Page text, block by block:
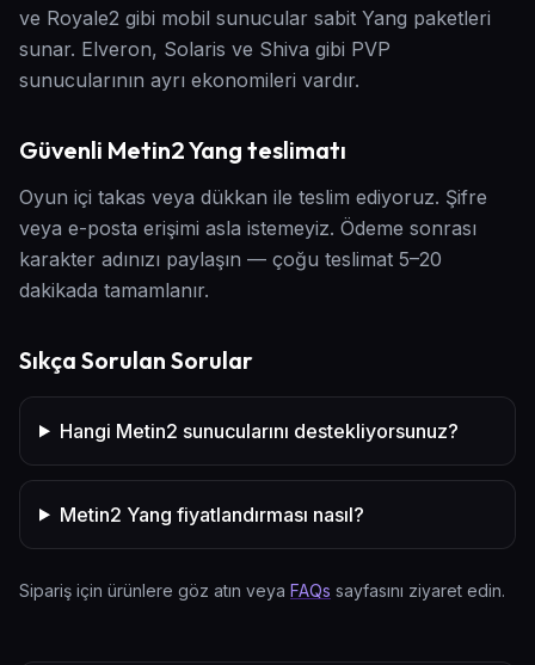
ve Royale2 gibi mobil sunucular sabit Yang paketleri
sunar. Elveron, Solaris ve Shiva gibi PVP
sunucularının ayrı ekonomileri vardır.
Güvenli Metin2 Yang teslimatı
Oyun içi takas veya dükkan ile teslim ediyoruz. Şifre
veya e-posta erişimi asla istemeyiz. Ödeme sonrası
karakter adınızı paylaşın — çoğu teslimat 5–20
dakikada tamamlanır.
Sıkça Sorulan Sorular
Hangi Metin2 sunucularını destekliyorsunuz?
Metin2 Yang fiyatlandırması nasıl?
Sipariş için ürünlere göz atın veya FAQs sayfasını ziyaret edin.